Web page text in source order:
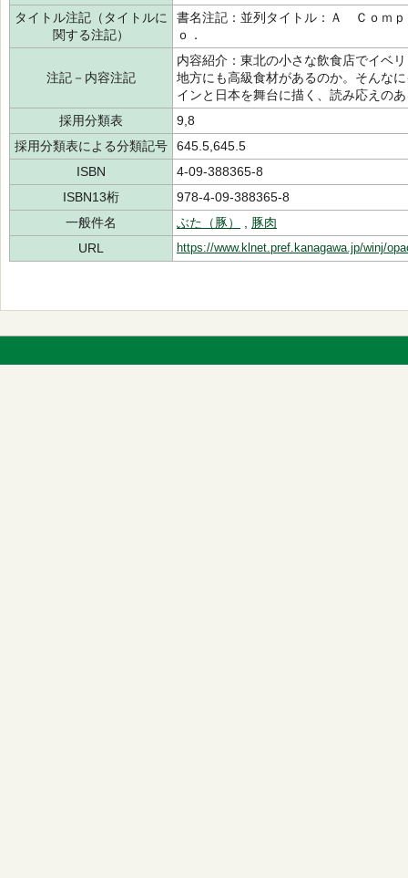
タイトル注記（タイトルに
関する注記）
書名注記：並列タイトル：Ａ Ｃｏｍ
ｏ．
注記－内容注記
内容紹介：東北の小さな飲食店でイベ
地方にも高級食材があるのか。そんな
インと日本を舞台に描く、読み応えの
採用分類表
9,8
採用分類表による分類記号
645.5,645.5
ISBN
4-09-388365-8
ISBN13桁
978-4-09-388365-8
一般件名
ぶた（豚）
豚肉
URL
https://www.klnet.pref.kanagawa.jp/winj/